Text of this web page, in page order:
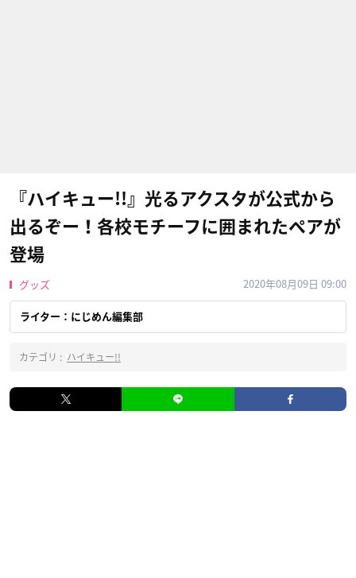
『ハイキュー!!』光るアクスタが公式から
出るぞー！各校モチーフに囲まれたペアが
登場
グッズ 2020年08月09日 09:00
ライター：にじめん編集部
カテゴリ : ハイキュー!!